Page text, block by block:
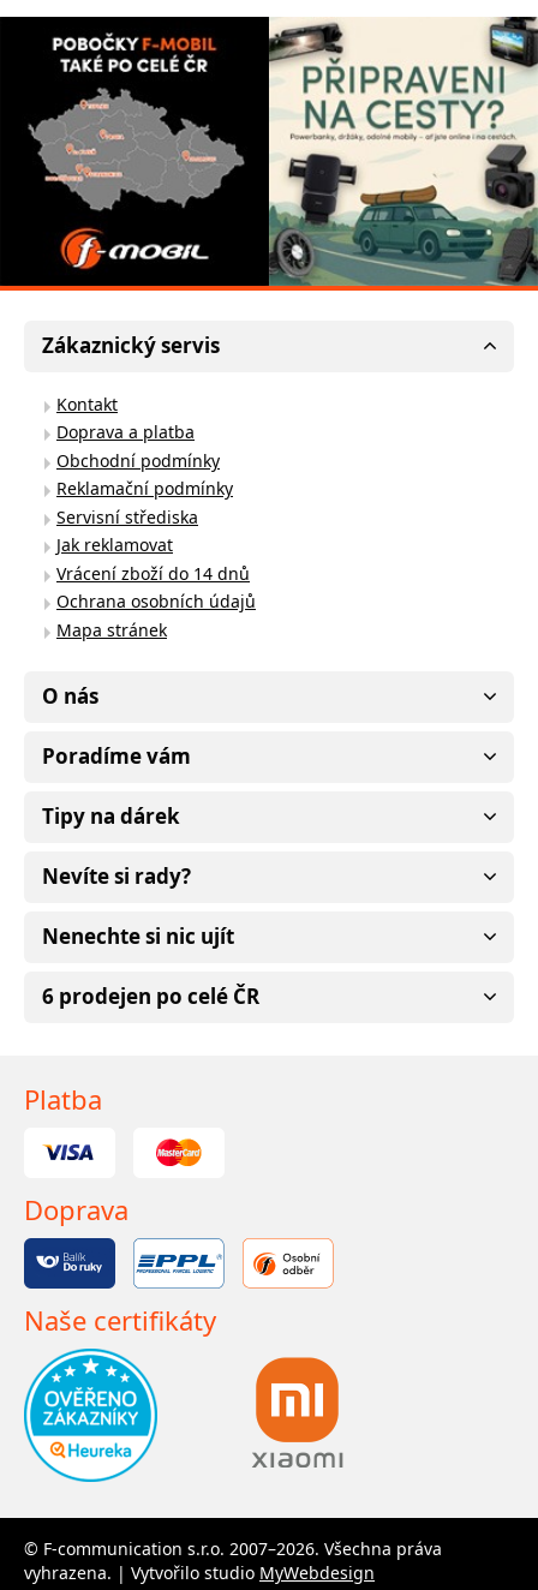
Zákaznický servis
Kontakt
Doprava a platba
Obchodní podmínky
Reklamační podmínky
Servisní střediska
Jak reklamovat
Vrácení zboží do 14 dnů
Ochrana osobních údajů
Mapa stránek
O nás
Poradíme vám
Tipy na dárek
Nevíte si rady?
Nenechte si nic ujít
6 prodejen po celé ČR
Platba
Doprava
Naše certifikáty
© F-communication s.r.o. 2007–2026. Všechna práva
vyhrazena. | Vytvořilo studio MyWebdesign